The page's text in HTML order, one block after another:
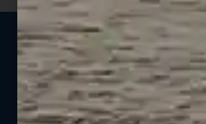
Seguici sui